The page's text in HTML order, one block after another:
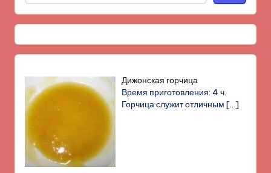
Дижонская горчица
Время приготовления: 4 ч.
Горчица служит отличным[…]